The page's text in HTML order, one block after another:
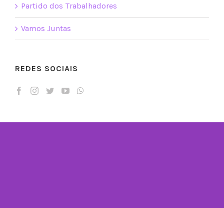
Partido dos Trabalhadores
Vamos Juntas
REDES SOCIAIS